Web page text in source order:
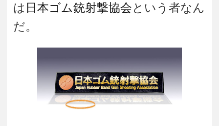
は 日本ゴム銃射撃協会という者なん
だ。